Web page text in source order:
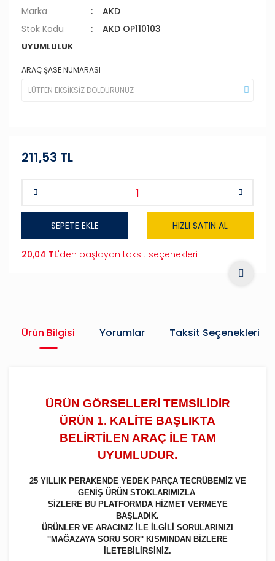
Marka
AKD
Stok Kodu
AKD OP110103
UYUMLULUK
ARAÇ ŞASE NUMARASI
211,53 TL
SEPETE EKLE HIZLI SATIN AL
20,04 TL'den başlayan taksit seçenekleri
Ürün Bilgisi Yorumlar Taksit Seçenekleri
ÜRÜN GÖRSELLERİ TEMSİLİDİR
ÜRÜN 1. KALİTE BAŞLIKTA
BELİRTİLEN ARAÇ İLE TAM
UYUMLUDUR.
25 YILLIK PERAKENDE YEDEK PARÇA TECRÜBEMİZ VE
GENİŞ ÜRÜN STOKLARIMIZLA
SİZLERE BU PLATFORMDA HİZMET VERMEYE
BAŞLADIK.
ÜRÜNLER VE ARACINIZ İLE İLGİLİ SORULARINIZI
''MAĞAZAYA SORU SOR'' KISMINDAN BİZLERE
İLETEBİLİRSİNİZ.